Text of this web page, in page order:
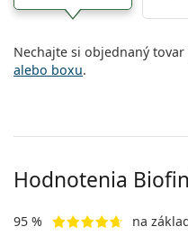
Nechajte si objednaný
alebo boxu.
Hodnotenia
95 % na